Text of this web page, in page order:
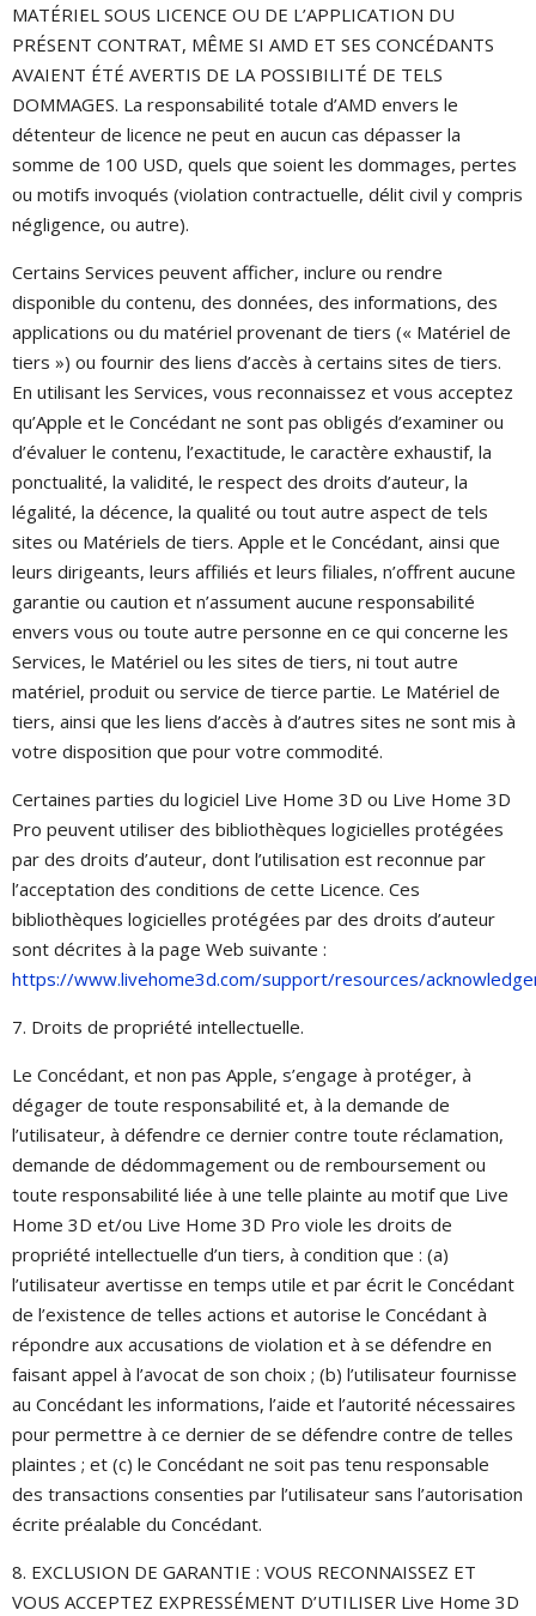
MATÉRIEL SOUS LICENCE OU DE L’APPLICATION DU
PRÉSENT CONTRAT, MÊME SI AMD ET SES CONCÉDANTS
AVAIENT ÉTÉ AVERTIS DE LA POSSIBILITÉ DE TELS
DOMMAGES. La responsabilité totale d’AMD envers le
détenteur de licence ne peut en aucun cas dépasser la
somme de 100 USD, quels que soient les dommages, pertes
ou motifs invoqués (violation contractuelle, délit civil y compris
négligence, ou autre).
Certains Services peuvent afficher, inclure ou rendre
disponible du contenu, des données, des informations, des
applications ou du matériel provenant de tiers (« Matériel de
tiers ») ou fournir des liens d’accès à certains sites de tiers.
En utilisant les Services, vous reconnaissez et vous acceptez
qu’Apple et le Concédant ne sont pas obligés d’examiner ou
d’évaluer le contenu, l’exactitude, le caractère exhaustif, la
ponctualité, la validité, le respect des droits d’auteur, la
légalité, la décence, la qualité ou tout autre aspect de tels
sites ou Matériels de tiers. Apple et le Concédant, ainsi que
leurs dirigeants, leurs affiliés et leurs filiales, n’offrent aucune
garantie ou caution et n’assument aucune responsabilité
envers vous ou toute autre personne en ce qui concerne les
Services, le Matériel ou les sites de tiers, ni tout autre
matériel, produit ou service de tierce partie. Le Matériel de
tiers, ainsi que les liens d’accès à d’autres sites ne sont mis à
votre disposition que pour votre commodité.
Certaines parties du logiciel Live Home 3D ou Live Home 3D
Pro peuvent utiliser des bibliothèques logicielles protégées
par des droits d’auteur, dont l’utilisation est reconnue par
l’acceptation des conditions de cette Licence. Ces
bibliothèques logicielles protégées par des droits d’auteur
sont décrites à la page Web suivante :
https://www.livehome3d.com/support/resources/
7. Droits de propriété intellectuelle.
Le Concédant, et non pas Apple, s’engage à protéger, à
dégager de toute responsabilité et, à la demande de
l’utilisateur, à défendre ce dernier contre toute réclamation,
demande de dédommagement ou de remboursement ou
toute responsabilité liée à une telle plainte au motif que Live
Home 3D et/ou Live Home 3D Pro viole les droits de
propriété intellectuelle d’un tiers, à condition que : (a)
l’utilisateur avertisse en temps utile et par écrit le Concédant
de l’existence de telles actions et autorise le Concédant à
répondre aux accusations de violation et à se défendre en
faisant appel à l’avocat de son choix ; (b) l’utilisateur fournisse
au Concédant les informations, l’aide et l’autorité nécessaires
pour permettre à ce dernier de se défendre contre de telles
plaintes ; et (c) le Concédant ne soit pas tenu responsable
des transactions consenties par l’utilisateur sans l’autorisation
écrite préalable du Concédant.
8. EXCLUSION DE GARANTIE : VOUS RECONNAISSEZ ET
VOUS ACCEPTEZ EXPRESSÉMENT D’UTILISER Live Home 3D